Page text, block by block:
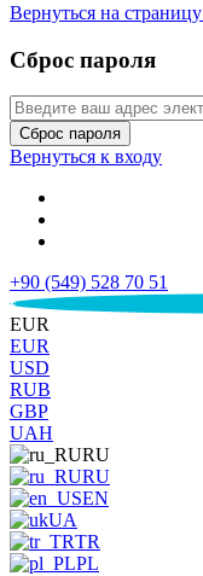
Вернуться на
Сброс пароля
Сброс пароля
Вернуться к входу
+90 (549) 528 70 51
€
EUR
EUR
USD
RUB
GBP
UAH
RU
RU
EN
UA
TR
PL